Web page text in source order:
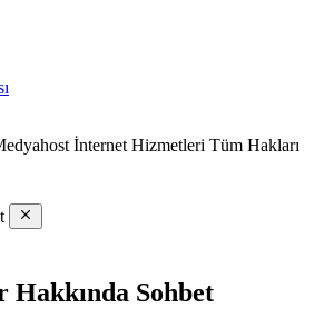
İnternet Hizmetleri Tüm Hakları
Sohbet